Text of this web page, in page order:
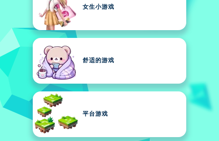
女生小游戏
舒适的游戏
平台游戏